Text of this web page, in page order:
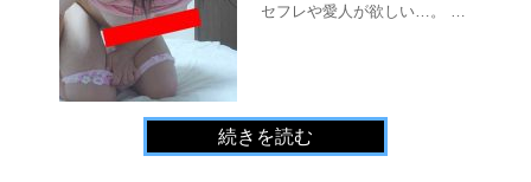
セフレや愛人が欲しい…。 …
続きを読む